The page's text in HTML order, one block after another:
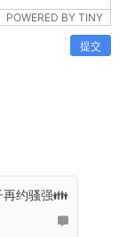
POWERED BY TINY
提交
再约骚强👪